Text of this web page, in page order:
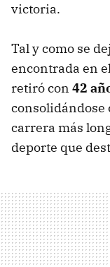
victoria.
Tal y como se
encontrada en
retiró con 42
consolidándose
carrera más
deporte que